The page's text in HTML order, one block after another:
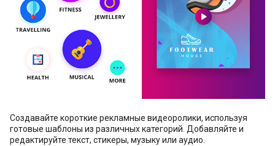
Создавайте короткие рекламные видеоролики, используя
готовые шаблоны из различных категорий. Добавляйте и
редактируйте текст, стикеры, музыку или аудио.